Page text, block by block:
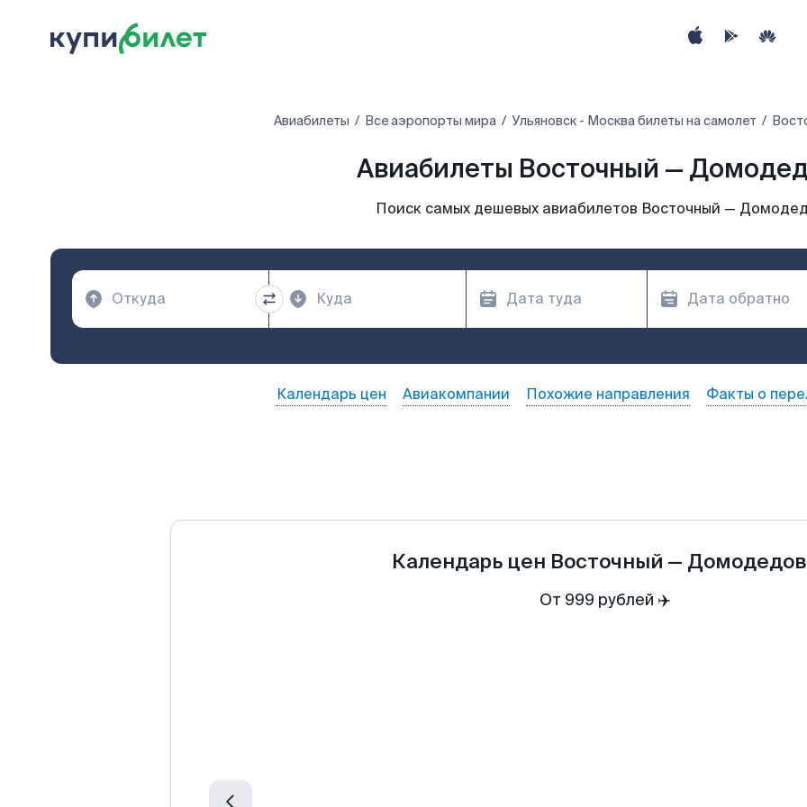
Авиабилеты Все аэропорты мира Ульяновск - Москва билеты на самолет
Авиабилеты Восточный —
Поиск самых дешевых авиабилетов Восточный —
Календарь цен Авиакомпании Похожие направления Факты о
Календарь цен Восточный —
От 999 рублей ✈️